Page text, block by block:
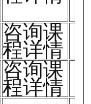
咨询课
程详情
咨询课
程详情